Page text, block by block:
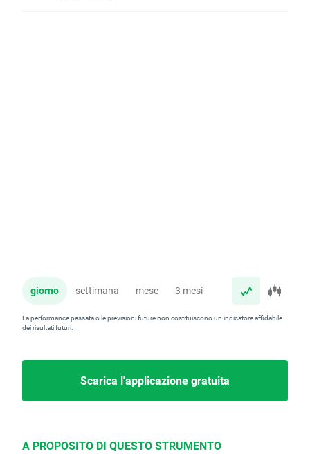
giorno settimana mese 3 mesi anno
La performance passata o le previsioni future non costituiscono un indicatore affidabile
dei risultati futuri.
Scarica l'applicazione gratuita
A PROPOSITO DI QUESTO STRUMENTO